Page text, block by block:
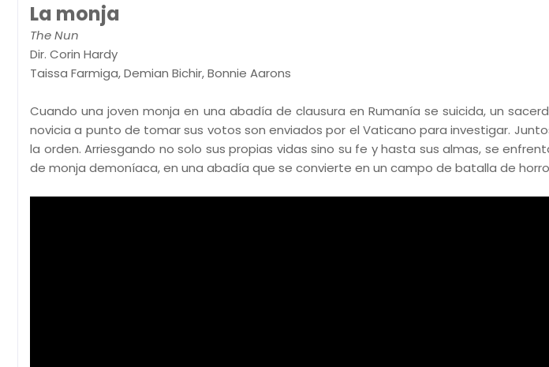
La monja
The Nun
Dir. Corin Hardy
Taissa Farmiga, Demian Bichir, Bonnie Aarons
Cuando una joven monja en una abadía de clausura en Rumanía se suicida, un
novicia a punto de tomar sus votos son enviados por el Vaticano para investigar.
la orden. Arriesgando no solo sus propias vidas sino su fe y hasta sus almas, se
de monja demoníaca, en una abadía que se convierte en un campo de batalla de